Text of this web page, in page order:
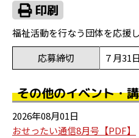
福祉活動を行なう団体を応援し
応募締切
７月31
その他のイベント・
2026年08月01日
おせったい通信8月号【PDF】